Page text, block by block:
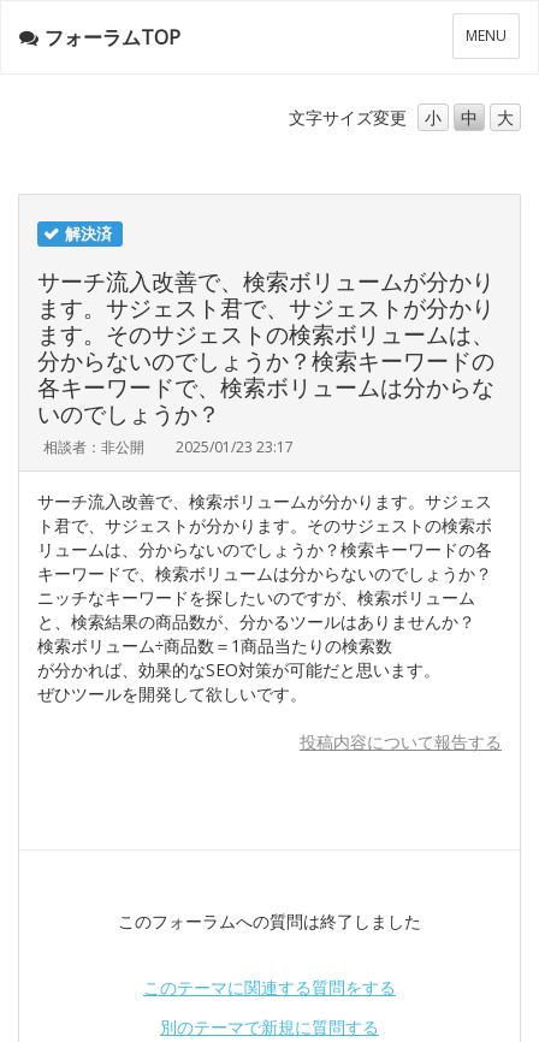
メ
ニ
ー
MENU
フォーラムTOP
文字サイズ変更 小 中 大
解決済
サーチ流入改善で、検索ボリュームが分かり
ます。サジェスト君で、サジェストが分かり
ます。そのサジェストの検索ボリュームは、
分からないのでしょうか？検索キーワードの
各キーワードで、検索ボリュームは分からな
いのでしょうか？
相談者：非公開 2025/01/23 23:17
サーチ流入改善で、検索ボリュームが分かります。サジェス
ト君で、サジェストが分かります。そのサジェストの検索ボ
リュームは、分からないのでしょうか？検索キーワードの各
キーワードで、検索ボリュームは分からないのでしょうか？
ニッチなキーワードを探したいのですが、検索ボリューム
と、検索結果の商品数が、分かるツールはありませんか？
検索ボリューム÷商品数＝1商品当たりの検索数
が分かれば、効果的なSEO対策が可能だと思います。
ぜひツールを開発して欲しいです。
投稿内容について報告する
このフォーラムへの質問は終了しました
このテーマに関連する質問をする
別のテーマで新規に質問する